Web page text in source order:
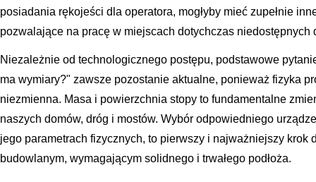
posiadania rękojeści dla operatora, mogłyby mieć zupełnie
pozwalające na pracę w miejscach dotychczas niedostępnych
Niezależnie od technologicznego postępu, podstawowe
ma wymiary?" zawsze pozostanie aktualne, ponieważ fizyka
niezmienna. Masa i powierzchnia stopy to fundamentalne
naszych domów, dróg i mostów. Wybór odpowiedniego
jego parametrach fizycznych, to pierwszy i najważniejszy krok
budowlanym, wymagającym solidnego i trwałego podłoża.